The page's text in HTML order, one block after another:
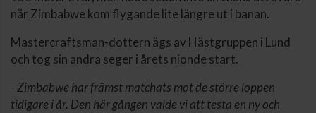
när Zimbabwe kom flygande lite längre ut i banan.
Mastercraftsman-dottern ägs av Hästgruppen i Lund
och tog sin andra seger i årets nionde start.
- Zimbabwe har främst matchats mot de större loppen
tidigare i år. Den här gången valde vi att testa en ny och